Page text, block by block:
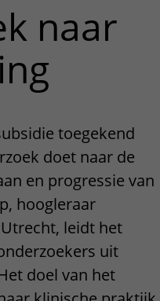
naar
toegekend
doet naar de
en progressie van
hoogleraar
leidt het
uit
doel van het